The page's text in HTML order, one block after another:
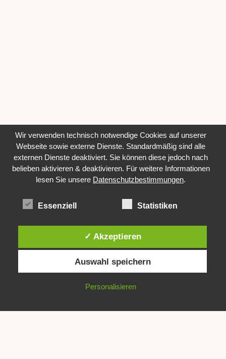
Deine Nachricht
Impressum / Disclaimer
Datenschutzerklärung
AGB Widerrufsbelehrung
WP
Köln - Leverkusen - Düsseldorf
Wir verwenden technisch notwendige Cookies auf unserer
Webseite sowie externe Dienste. Standardmäßig sind alle
externen Dienste deaktiviert. Sie können diese jedoch nach
belieben aktivieren & deaktivieren. Für weitere Informationen
lesen Sie unsere Datenschutzbestimmungen.
Essenziell Statistiken
✓ Akzeptieren
Auswahl speichern
Personalisieren